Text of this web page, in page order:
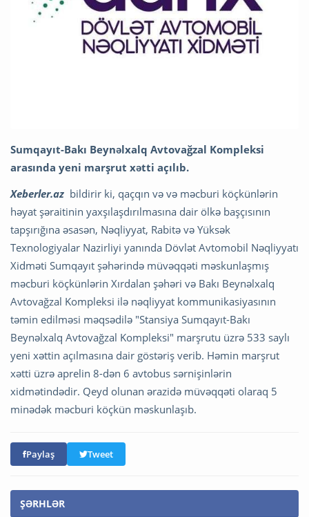
Sumqayıt-Bakı Beynəlxalq Avtovağzal Kompleksi
arasında yeni marşrut xətti açılıb.
Xeberler.az bildirir ki, qaçqın və və məcburi köçkünlərin
həyat şəraitinin yaxşılaşdırılmasına dair ölkə başçısının
tapşırığına əsasən, Nəqliyyat, Rabitə və Yüksək
Texnologiyalar Nazirliyi yanında Dövlət Avtomobil Nəqliyyatı
Xidməti Sumqayıt şəhərində müvəqqəti məskunlaşmış
məcburi köçkünlərin Xırdalan şəhəri və Bakı Beynəlxalq
Avtovağzal Kompleksi ilə nəqliyyat kommunikasiyasının
təmin edilməsi məqsədilə "Stansiya Sumqayıt-Bakı
Beynəlxalq Avtovağzal Kompleksi" marşrutu üzrə 533 saylı
yeni xəttin açılmasına dair göstəriş verib. Həmin marşrut
xətti üzrə aprelin 8-dən 6 avtobus sərnişinlərin
xidmətindədir. Qeyd olunan ərazidə müvəqqəti olaraq 5
minədək məcburi köçkün məskunlaşıb.
Paylaş Tweet
ŞƏRHLƏR